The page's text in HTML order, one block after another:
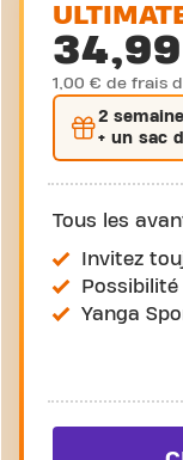
1,00 € de frais
2
+ un sac
Tous les
Invitez
Yanga